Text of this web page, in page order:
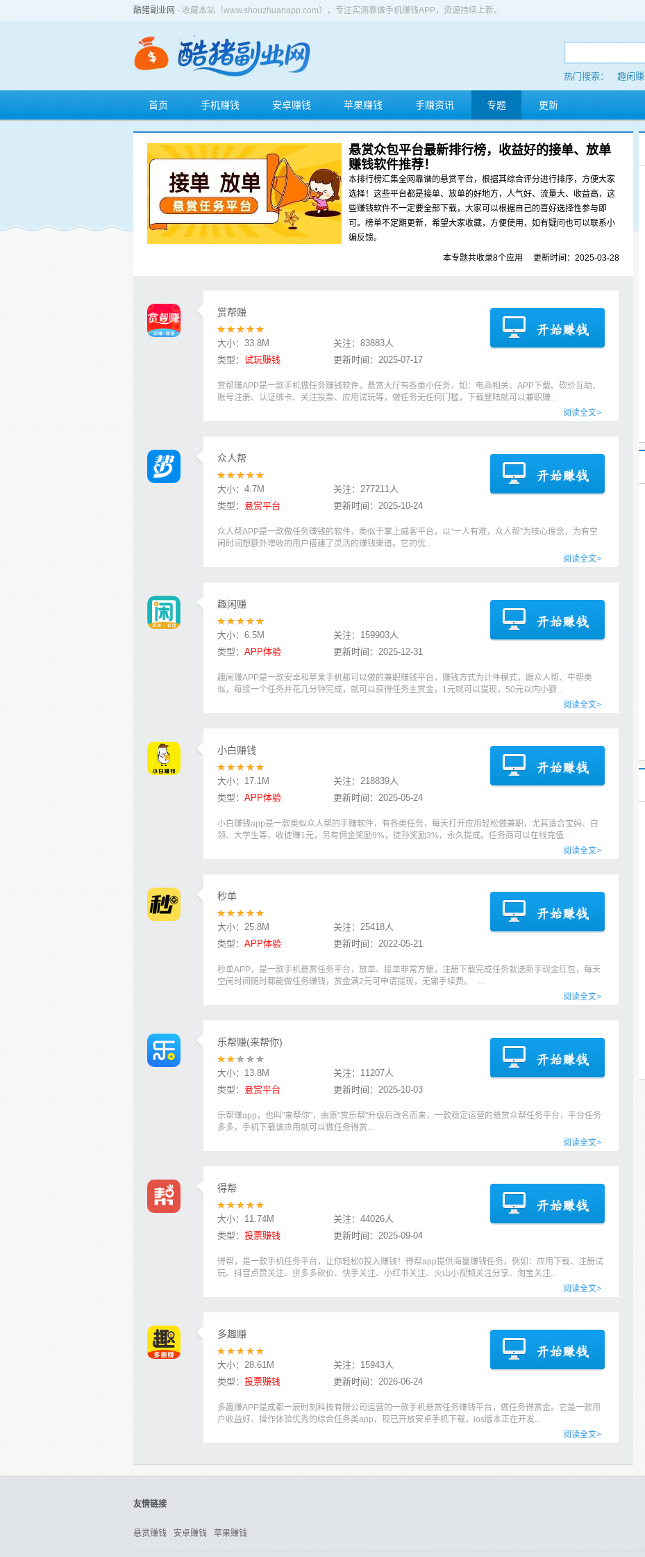
酷猪副业网 - 收藏本站（www.shouzhuanapp.com），专注实测靠谱手机赚钱APP，资源持续上新。
热门搜索： 趣闲赚
首页 手机赚钱 安卓赚钱 苹果赚钱 手赚资讯 专题 更新
悬赏众包平台最新排行榜，收益好的接单、放单
赚钱软件推荐！
本排行榜汇集全网靠谱的悬赏平台，根据其综合评分进行排序，方便大家
选择！这些平台都是接单、放单的好地方，人气好、流量大、收益高，这
些赚钱软件不一定要全部下载，大家可以根据自己的喜好选择性参与即
可。榜单不定期更新，希望大家收藏，方便使用，如有疑问也可以联系小
编反馈。
本专题共收录8个应用 更新时间：2025-03-28
赏帮赚
大小： 33.8M 关注：83883人
类型： 试玩赚钱 更新时间：2025-07-17
赏帮赚APP是一款手机做任务赚钱软件，悬赏大厅有各类小任务，如：电商相关、APP下载、砍价互助、
账号注册、认证绑卡、关注投票、应用试玩等，做任务无任何门槛，下载登陆就可以兼职赚...
阅读全文>
众人帮
大小： 4.7M 关注：277211人
类型： 悬赏平台 更新时间：2025-10-24
众人帮APP是一款做任务赚钱的软件，类似于掌上威客平台，以“一人有难，众人帮”为核心理念，为有空
闲时间想额外增收的用户搭建了灵活的赚钱渠道。它的优...
阅读全文>
趣闲赚
大小： 6.5M 关注： 159903人
类型： APP体验 更新时间：2025-12-31
趣闲赚APP是一款安卓和苹果手机都可以做的兼职赚钱平台，赚钱方式为计件模式，跟众人帮、牛帮类
似，每接一个任务并花几分钟完成，就可以获得任务主赏金，1元就可以提现，50元以内小额...
阅读全文>
小白赚钱
大小： 17.1M 关注：218839人
类型： APP体验 更新时间：2025-05-24
小白赚钱app是一款类似众人帮的手赚软件，有各类任务，每天打开应用轻松做兼职，尤其适合宝妈、白
领、大学生等，收徒赚1元，另有佣金奖励9%，徒孙奖励3%，永久提成。任务商可以在线充值...
阅读全文>
秒单
大小： 25.8M 关注：25418人
类型： APP体验 更新时间：2022-05-21
秒单APP，是一款手机悬赏任务平台，放单、接单非常方便，注册下载完成任务就送新手现金红包，每天
空闲时间随时都能做任务赚钱，赏金满2元可申请提现，无需手续费。 ...
阅读全文>
乐帮赚(来帮你)
大小： 13.8M 关注： 11207人
类型： 悬赏平台 更新时间：2025-10-03
乐帮赚app，也叫"来帮你"，由原"赏乐帮"升级后改名而来，一款稳定运营的悬赏众帮任务平台，平台任务
多多，手机下载该应用就可以做任务得赏...
阅读全文>
得帮
大小： 11.74M 关注：44026人
类型： 投票赚钱 更新时间：2025-09-04
得帮，是一款手机任务平台，让你轻松0投入赚钱！得帮app提供海量赚钱任务，例如：应用下载、注册试
玩、抖音点赞关注、拼多多砍价、快手关注、小红书关注、火山小视频关注分享、淘宝关注...
阅读全文>
多趣赚
大小： 28.61M 关注： 15943人
类型： 投票赚钱 更新时间：2026-06-24
多趣赚APP是成都一辰时刻科技有限公司运营的一款手机悬赏任务赚钱平台，做任务得赏金。它是一款用
户收益好、操作体验优秀的综合任务类app，现已开放安卓手机下载，ios版本正在开发...
阅读全文>
友情链接
悬赏赚钱 安卓赚钱 苹果赚钱